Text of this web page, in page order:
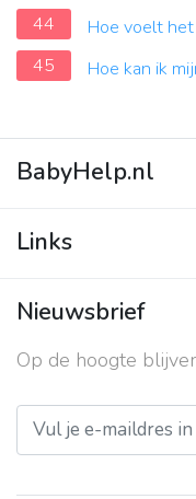
44
Hoe voelt
45
Hoe kan ik
BabyHelp.nl
Vraag & Antwoord
Links
Contact
Over ons
Privacy beleid
Nieuwsbrief
Op de hoogte